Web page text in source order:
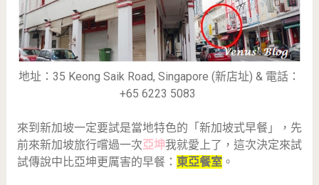
地址：35 Keong Saik Road, Singapore (新店址) & 電話：
+65 6223 5083
來到新加坡一定要試是當地特色的「新加坡式早餐」，先
前來新加坡旅行嚐過一次亞坤我就愛上了，這次決定來試
試傳說中比亞坤更厲害的早餐： 東亞餐室。